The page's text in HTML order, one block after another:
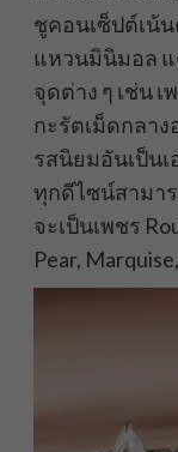
ชูคอนเซ็ปต์เน้
แหวนมินิมอล แ
จุดต่าง ๆ เช่น
กะรัตเม็ดกลา
รสนิยมอันเป็น
ทุกดีไซน์สามาร
จะเป็นเพชร
Pear, Marquise,